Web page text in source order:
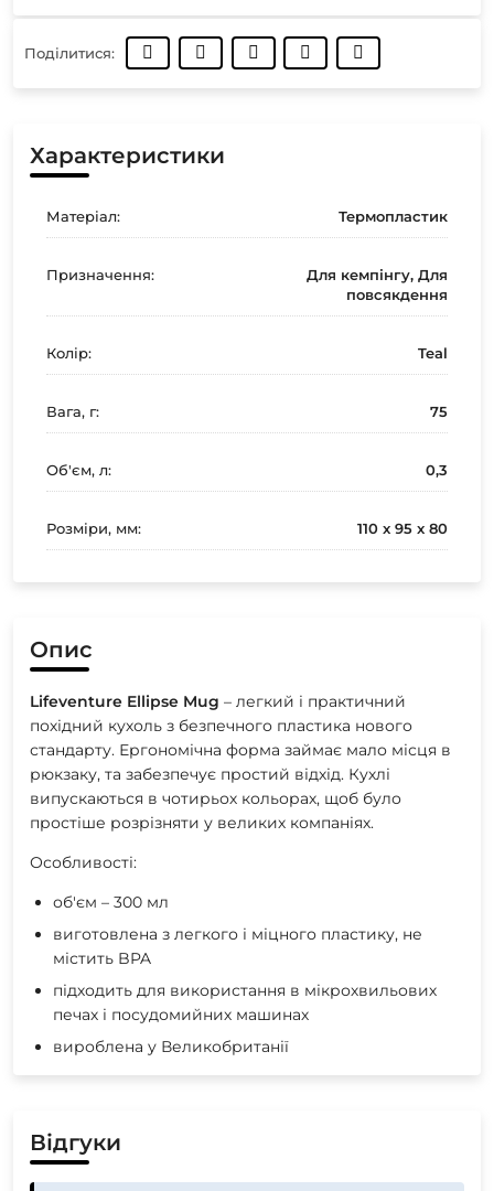
Поділитися:
Характеристики
Матеріал: Термопластик
Призначення:
Для кемпінгу, Для
повсякдення
Колір: Teal
Вага, г: 75
Об'єм, л: 0,3
Розміри, мм: 110 x 95 x 80
Опис
Lifeventure Ellipse Mug – легкий і практичний
похідний кухоль з безпечного пластика нового
стандарту. Ергономічна форма займає мало місця в
рюкзаку, та забезпечує простий відхід. Кухлі
випускаються в чотирьох кольорах, щоб було
простіше розрізняти у великих компаніях.
Особливості:
об'єм – 300 мл
виготовлена ​​з легкого і міцного пластику, не
містить BPA
підходить для використання в мікрохвильових
печах і посудомийних машинах
вироблена у Великобританії
Відгуки